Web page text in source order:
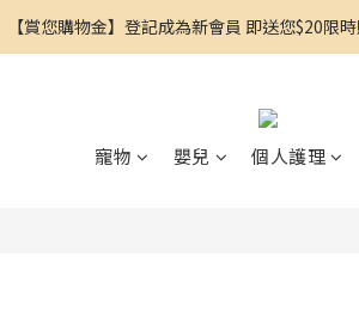
【賞您購物金】登記成為新會員 即送您$20限
寵物 嬰兒 個人護理